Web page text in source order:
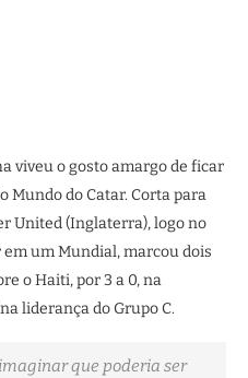
viveu o gosto amargo de ficar
Mundo do Catar. Corta para
United (Inglaterra), logo no
um Mundial, marcou dois
o Haiti, por 3 a 0, na
liderança do Grupo C.
que poderia ser